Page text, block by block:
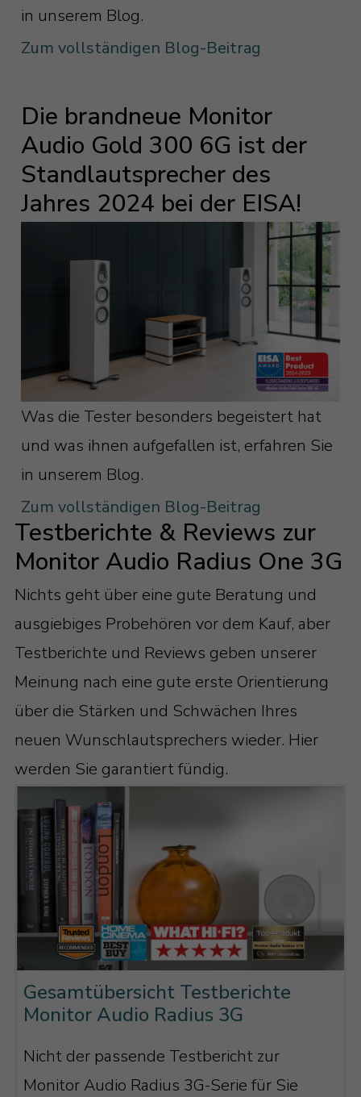
Verbindung und damit verbunden eine
hohe Widerstandsfähigkeit gegen
bestem Klang. Versprochen!
in unserem Blog.
Zum vollständigen Blog-Beitrag
Die brandneue Monitor
Audio Gold 300 6G ist der
Standlautsprecher des
Jahres 2024 bei der EISA!
Was die Tester besonders begeistert hat
und was ihnen aufgefallen ist, erfahren Sie
in unserem Blog.
Zum vollständigen Blog-Beitrag
Testberichte & Reviews zur
Monitor Audio Radius One 3G
Nichts geht über eine gute Beratung und
ausgiebiges Probehören vor dem Kauf, aber
Testberichte und Reviews geben unserer
Meinung nach eine gute erste Orientierung
über die Stärken und Schwächen Ihres
neuen Wunschlautsprechers wieder. Hier
werden Sie garantiert fündig.
Gesamtübersicht Testberichte
Monitor Audio Radius 3G
Nicht der passende Testbericht zur
Monitor Audio Radius 3G-Serie für Sie